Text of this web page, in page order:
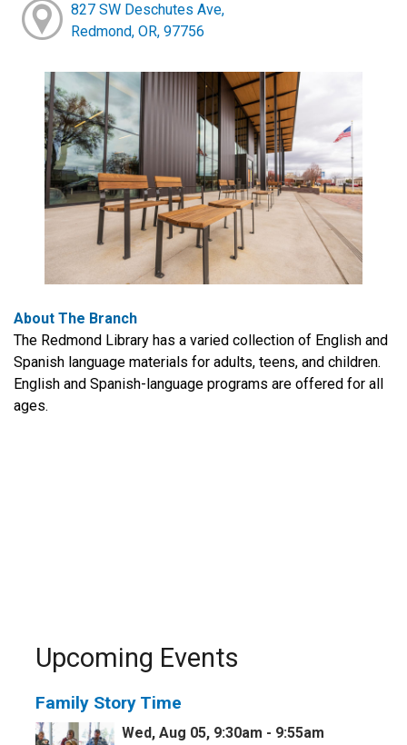
827 SW Deschutes Ave,
Redmond, OR, 97756
About The Branch
The Redmond Library has a varied collection of English and
Spanish language materials for adults, teens, and children.
English and Spanish-language programs are offered for all
ages.
Upcoming Events
Family Story Time
Wed, Aug 05, 9:30am - 9:55am